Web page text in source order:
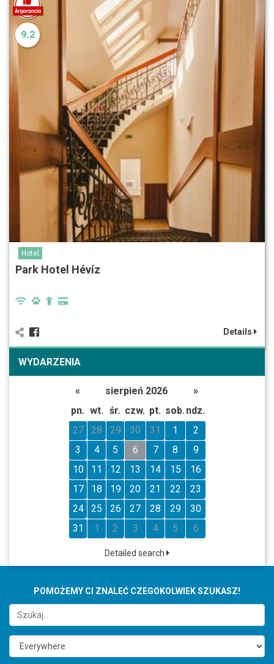
9.2
Hotel
Park Hotel Hévíz
Details
WYDARZENIA
« sierpień 2026
»
pn. wt. śr. czw. pt. sob. ndz.
27
28 29 30 31 1
2
3
4 5 6 7 8
9
10
11 12 13 14 15
16
17
18 19 20 21 22
23
24
25 26 27 28 29
30
31
1 2 3 4 5 6
Detailed search
POMOŻEMY CI ZNALEĆ CZEGOKOLWIEK SZUKASZ!